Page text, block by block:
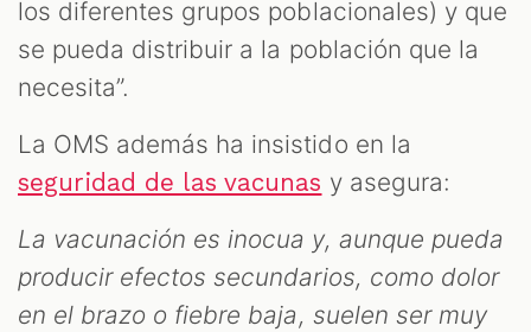
los diferentes grupos poblacionales) y que
se pueda distribuir a la población que la
necesita”.
La OMS además ha insistido en la
seguridad de las vacunas y asegura:
La vacunación es inocua y, aunque pueda
producir efectos secundarios, como dolor
en el brazo o fiebre baja, suelen ser muy